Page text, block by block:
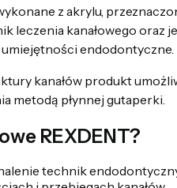
z akrylu,
leczenia kanałowego oraz
endodontyczne.
kanałów produkt
metodą płynnej gutaperki.
REXDENT?
technik